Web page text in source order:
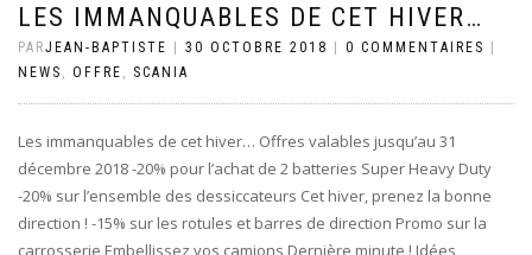
LES IMMANQUABLES DE CET HIVER…
PARJEAN-BAPTISTE | 30 OCTOBRE 2018 | 0 COMMENTAIRES |
NEWS , OFFRE , SCANIA
Les immanquables de cet hiver… Offres valables jusqu’au 31
décembre 2018 -20% pour l’achat de 2 batteries Super Heavy Duty
-20% sur l’ensemble des dessiccateurs Cet hiver, prenez la bonne
direction ! -15% sur les rotules et barres de direction Promo sur la
carrosserie Embellissez vos camions Dernière minute ! Idées